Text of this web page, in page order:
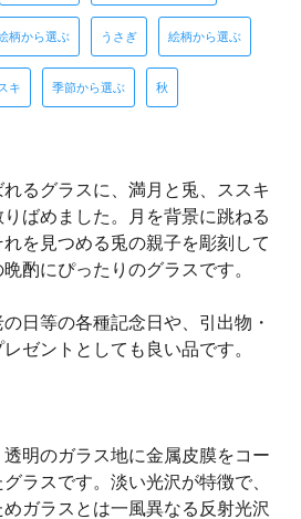
柄から選ぶ うさぎ 絵柄から選ぶ
キ 季節から選ぶ 秋
るグラスに、満月と兎、ススキ
ばめました。月を背景に跳ねる
を見つめる兎の親子を彫刻して
酌にぴったりのグラスです。
日等の各種記念日や、引出物・
レゼントとしても良い品です。
明のガラス地に金属皮膜をコー
ラスです。淡い光沢が特徴で、
ガラスとは一風異なる反射光沢